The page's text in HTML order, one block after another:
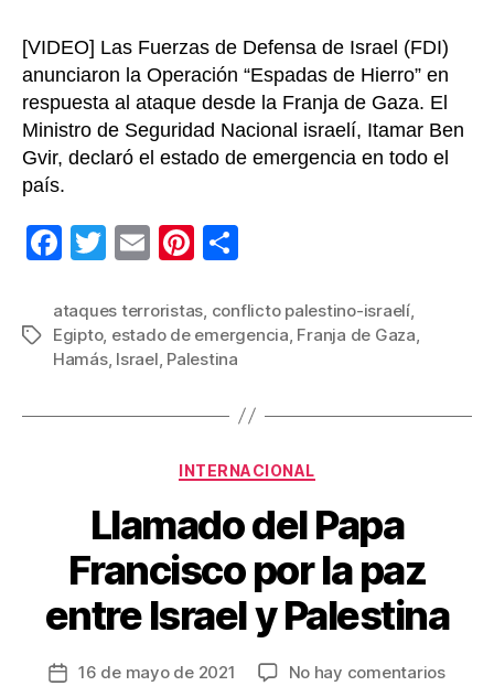
[VIDEO] Las Fuerzas de Defensa de Israel (FDI)
anunciaron la Operación “Espadas de Hierro” en
respuesta al ataque desde la Franja de Gaza. El
Ministro de Seguridad Nacional israelí, Itamar Ben
Gvir, declaró el estado de emergencia en todo el
país.
F
c
e
o
T
tt
er
E
ail
Pi
er
e
m
p
tir
Etiquetas
ataques terroristas, conflicto palestino-israelí,
Egipto, estado de emergencia, Franja de Gaza,
Hamás, Israel, Palestina
Categorías
INTERNACIONAL
Llamado del Papa
Francisco por la paz
entre Israel y Palestina
Fecha16 de mayo de 2021 No hay comentariosen